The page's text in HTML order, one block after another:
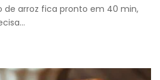
de arroz fica pronto em 40 min,